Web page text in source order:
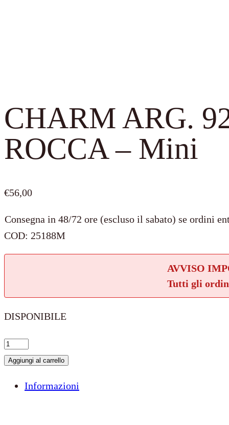
CHARM ARG.
ROCCA – Mini
€56,00
Consegna in 48/72 ore (escluso il sabato) se ordini
COD: 25188M
AVVISO
Tutti gli
DISPONIBILE
CHARM
ARG.
LETT.
Aggiungi al carrello
Informazioni